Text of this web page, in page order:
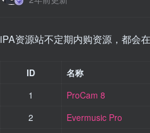
iPA资源站不定期内购资源，都会
ID 名称
1
ProCam 8
2
Evermusic Pro